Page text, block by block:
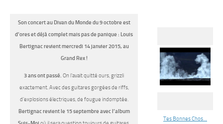
Son concert au Divan du Monde du 9 octobre est
d’ores et déjà complet mais pas de panique : Louis
Bertignac revient mercredi 14 janvier 2015, au
Grand Rex !
3 ans ont passé. On l’avait quitté ours, grizzli
exactement. Avec des guitares gorgées de riffs,
d’explosions électriques, de fougue indomptée.
Bertignac revient le 15 septembre avec l’album
Tes Bonnes Chos…